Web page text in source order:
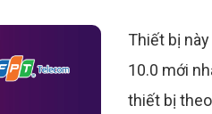
Thiết bị
10.0 mới
thiết bị